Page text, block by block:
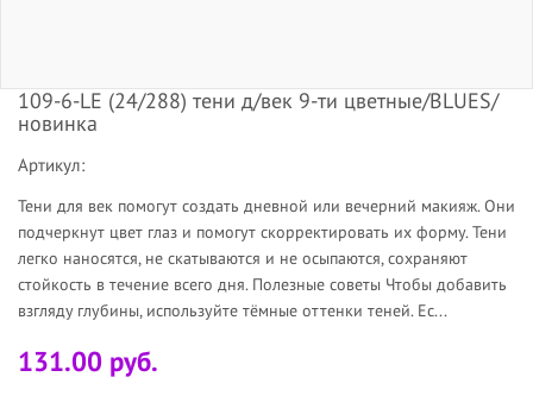
109-6-LE (24/288) тени д/век 9-ти цветные/BLUES/
новинка
Артикул:
Тени для век помогут создать дневной или вечерний макияж. Они
подчеркнут цвет глаз и помогут скорректировать их форму. Тени
легко наносятся, не скатываются и не осыпаются, сохраняют
стойкость в течение всего дня. Полезные советы Чтобы добавить
взгляду глубины, используйте тёмные оттенки теней. Ес...
131.00 руб.